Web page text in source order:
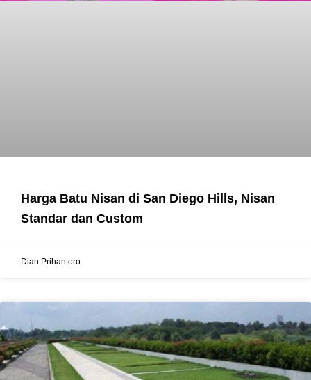
Harga Batu Nisan di San Diego Hills, Nisan
Standar dan Custom
Dian Prihantoro